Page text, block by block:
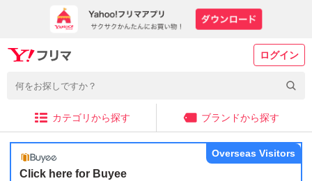
ログイン
カテゴリから探す ブランドから探す
Click here for Buyee
Overseas Visitors